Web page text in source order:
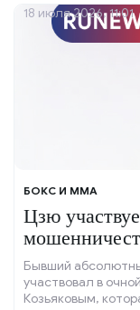
БОКС И ММА
Цзю
Бывший
участвовал в
Козьяковым,
18 июля 2026, 11:01